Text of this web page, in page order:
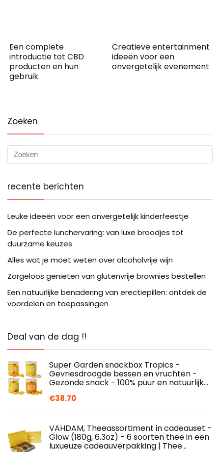
Een complete
introductie tot CBD
producten en hun
gebruik
Creatieve entertainment
ideeën voor een
onvergetelijk evenement
Zoeken
recente berichten
Leuke ideeën voor een onvergetelijk kinderfeestje
De perfecte lunchervaring: van luxe broodjes tot
duurzame keuzes
Alles wat je moet weten over alcoholvrije wijn
Zorgeloos genieten van glutenvrije brownies bestellen
Een natuurlijke benadering van erectiepillen: ontdek de
voordelen en toepassingen
Deal van de dag !!
Super Garden snackbox Tropics -
Gevriesdroogde bessen en vruchten -
Gezonde snack - 100% puur en natuurlijk…
€38.70
VAHDAM, Theeassortiment in cadeauset -
Glow (180g, 6.3oz) - 6 soorten thee in een
luxueuze cadeauverpakking | Thee…